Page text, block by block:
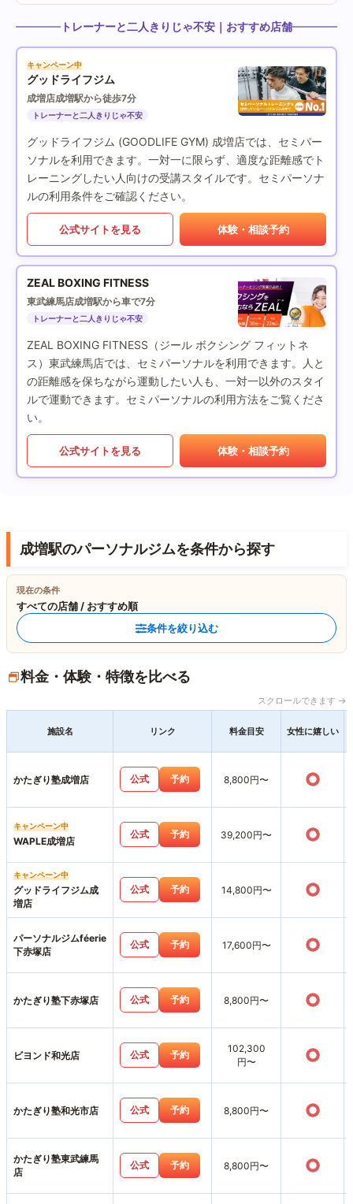
トレーナーと二人きりじゃ不安｜おすすめ店舗
キャンペーン中
グッドライフジム
成増店成増駅から徒歩7分
トレーナーと二人きりじゃ不安
グッドライフジム (GOODLIFE GYM) 成増店では、セミパー
ソナルを利用できます。一対一に限らず、適度な距離感でト
レーニングしたい人向けの受講スタイルです。セミパーソナ
ルの利用条件をご確認ください。
公式サイトを見る 体験・相談予約
ZEAL BOXING FITNESS
東武練馬店成増駅から車で7分
トレーナーと二人きりじゃ不安
ZEAL BOXING FITNESS（ジール ボクシング フィットネ
ス）東武練馬店では、セミパーソナルを利用できます。人と
の距離感を保ちながら運動したい人も、一対一以外のスタイ
ルで運動できます。セミパーソナルの利用方法をご覧くださ
い。
公式サイトを見る 体験・相談予約
成増駅のパーソナルジムを条件から探す
現在の条件
すべての店舗 / おすすめ順
条件を絞り込む
料金・体験・特徴を比べる
スクロールできます →
施設名 リンク 料金目安 女性に嬉しい
かたぎり塾成増店 公式 予約 8,800円〜 ○
キャンペーン中
WAPLE成増店
公式 予約 39,200円〜 ○
キャンペーン中
グッドライフジム成
増店
公式 予約 14,800円〜 ○
パーソナルジムféerie
下赤塚店
公式 予約 17,600円〜 ○
かたぎり塾下赤塚店 公式 予約 8,800円〜 ○
ビヨンド和光店 公式 予約
102,300
円〜
○
かたぎり塾和光市店 公式 予約 8,800円〜 ○
かたぎり塾東武練馬
店
公式 予約 8,800円〜 ○